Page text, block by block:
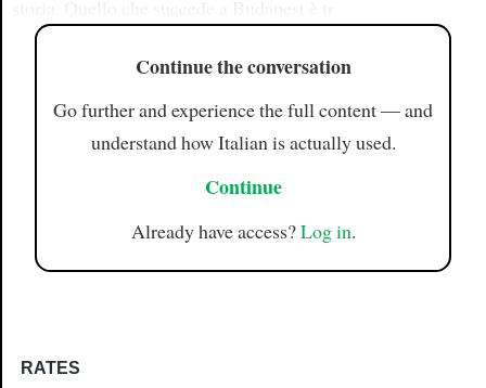
Continue the conversation
Go further and experience the full content — and
understand how Italian is actually used.
Continue
Already have access?Log in.
RATES